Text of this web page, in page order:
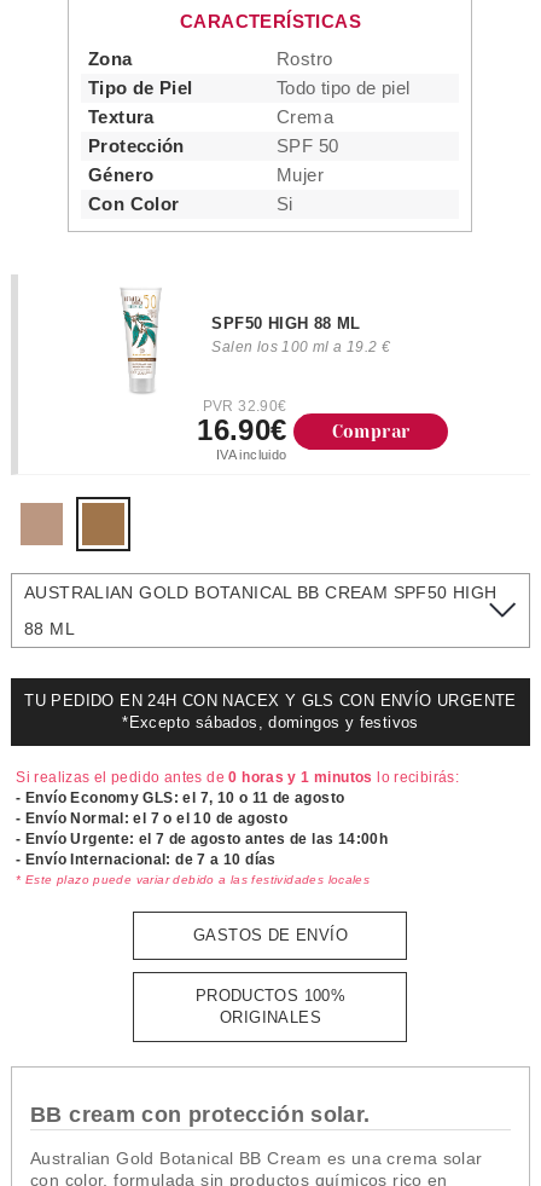
CARACTERÍSTICAS
Zona
Rostro
Tipo de Piel
Todo tipo de piel
Textura
Crema
Protección
SPF 50
Género
Mujer
Con Color
Si
SPF50 HIGH 88 ML
Salen los 100 ml a 19.2 €
PVR 32.90€
16.90€
IVA incluido
Comprar
AUSTRALIAN GOLD BOTANICAL BB CREAM SPF50 HIGH
88 ML
TU PEDIDO EN 24H CON NACEX Y GLS CON ENVÍO URGENTE
*Excepto sábados, domingos y festivos
Si realizas el pedido antes de0 horas y 1 minutos lo recibirás:
- Envío Economy GLS: el 7, 10 o 11 de agosto
- Envío Normal: el 7 o el 10 de agosto
- Envío Urgente: el7 de agosto antes de las 14:00h
- Envío Internacional: de 7 a 10 días
* Este plazo puede variar debido a las festividades locales
GASTOS DE ENVÍO
PRODUCTOS 100%
ORIGINALES
BB cream con protección solar.
Australian Gold Botanical BB Cream es una crema solar
con color, formulada sin productos químicos rico en